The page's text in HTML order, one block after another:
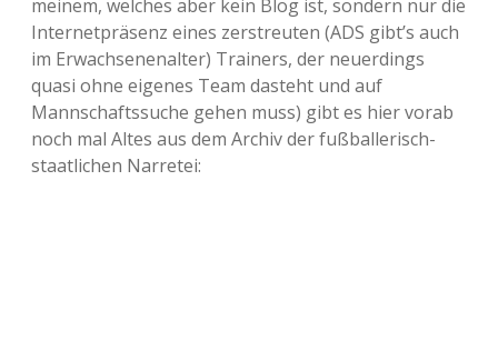
meinem, welches aber kein Blog ist, sondern nur die
Internetpräsenz eines zerstreuten (ADS gibt’s auch
im Erwachsenenalter) Trainers, der neuerdings
quasi ohne eigenes Team dasteht und auf
Mannschaftssuche gehen muss) gibt es hier vorab
noch mal Altes aus dem Archiv der fußballerisch-
staatlichen Narretei: